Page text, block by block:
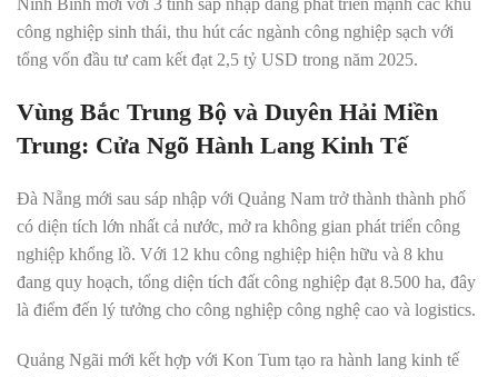
Ninh Bình mới với 3 tỉnh sáp nhập đang phát triển mạnh các khu
công nghiệp sinh thái, thu hút các ngành công nghiệp sạch với
tổng vốn đầu tư cam kết đạt 2,5 tỷ USD trong năm 2025.
Vùng Bắc Trung Bộ và Duyên Hải Miền
Trung: Cửa Ngõ Hành Lang Kinh Tế
Đà Nẵng mới sau sáp nhập với Quảng Nam trở thành thành phố
có diện tích lớn nhất cả nước, mở ra không gian phát triển công
nghiệp khổng lồ. Với 12 khu công nghiệp hiện hữu và 8 khu
đang quy hoạch, tổng diện tích đất công nghiệp đạt 8.500 ha, đây
là điểm đến lý tưởng cho công nghiệp công nghệ cao và logistics.
Quảng Ngãi mới kết hợp với Kon Tum tạo ra hành lang kinh tế